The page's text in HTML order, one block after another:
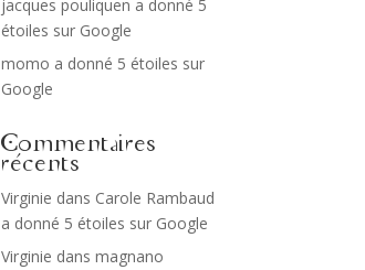
jacques pouliquen a donné 5
étoiles sur Google
momo a donné 5 étoiles sur
Google
Commentaires
récents
Virginie dans Carole Rambaud
a donné 5 étoiles sur Google
Virginie dansmagnano